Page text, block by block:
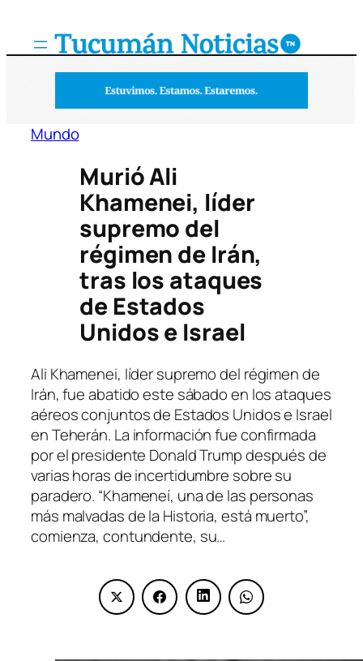
Mundo
Murió Ali
Khamenei, líder
supremo del
régimen de Irán,
tras los ataques
de Estados
Unidos e Israel
Ali Khamenei, líder supremo del régimen de
Irán, fue abatido este sábado en los ataques
aéreos conjuntos de Estados Unidos e Israel
en Teherán. La información fue confirmada
por el presidente Donald Trump después de
varias horas de incertidumbre sobre su
paradero. “Khameneí, una de las personas
más malvadas de la Historia, está muerto”,
comienza, contundente, su…